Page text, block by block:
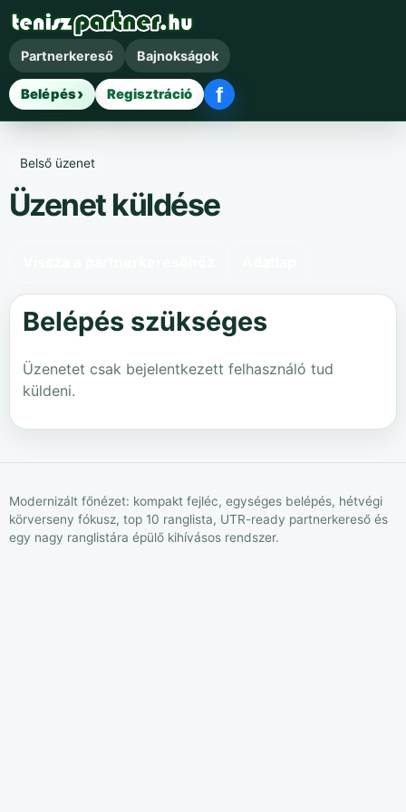
Partnerkereső Bajnokságok
Belépés Regisztráció fFacebook belépés
Belső üzenet
Üzenet küldése
Belépés szükséges
Üzenetet csak bejelentkezett felhasználó tud
küldeni.
Modernizált főnézet: kompakt fejléc, egységes belépés, hétvégi
körverseny fókusz, top 10 ranglista, UTR-ready partnerkereső és
egy nagy ranglistára épülő kihívásos rendszer.